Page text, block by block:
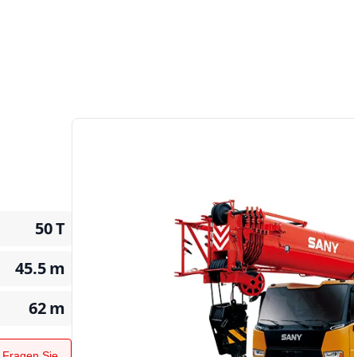
50T
45.5m
62m